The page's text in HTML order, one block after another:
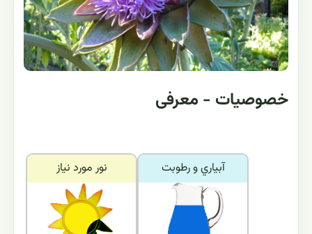
خصوصیات - معرفی
نور مورد نياز آبياري و رطوبت